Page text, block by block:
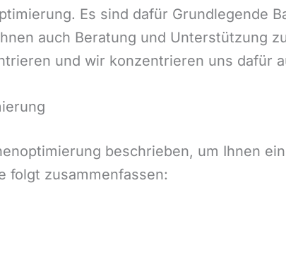
Es sind dafür Grundlegende
auch Beratung und Unterstützung
und wir konzentrieren uns dafür
beschrieben, um Ihnen
folgt zusammenfassen: